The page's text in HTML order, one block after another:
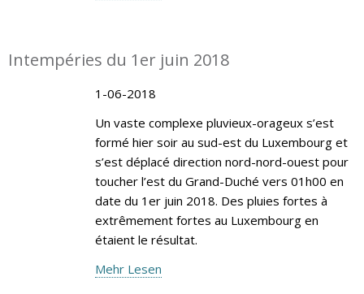
Intempéries du 1er juin 2018
1-06-2018
Un vaste complexe pluvieux-orageux s’est
formé hier soir au sud-est du Luxembourg et
s’est déplacé direction nord-nord-ouest pour
toucher l’est du Grand-Duché vers 01h00 en
date du 1er juin 2018. Des pluies fortes à
extrêmement fortes au Luxembourg en
étaient le résultat.
Mehr Lesen